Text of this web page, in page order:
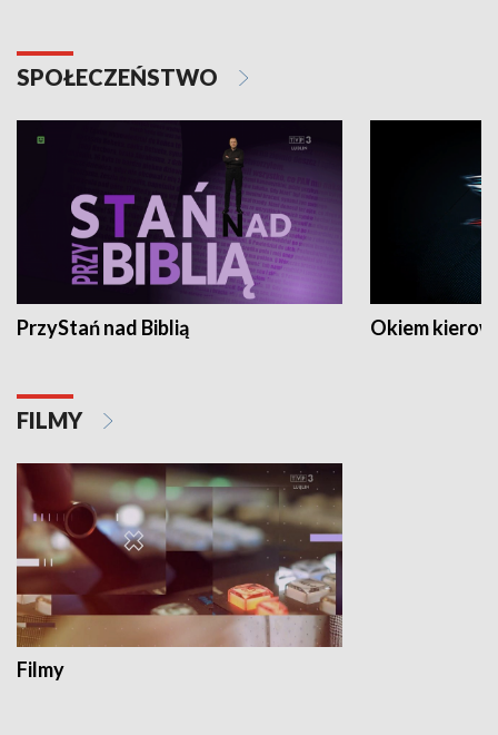
SPOŁECZEŃSTWO
PrzyStań nad Biblią Okiem
FILMY
Filmy